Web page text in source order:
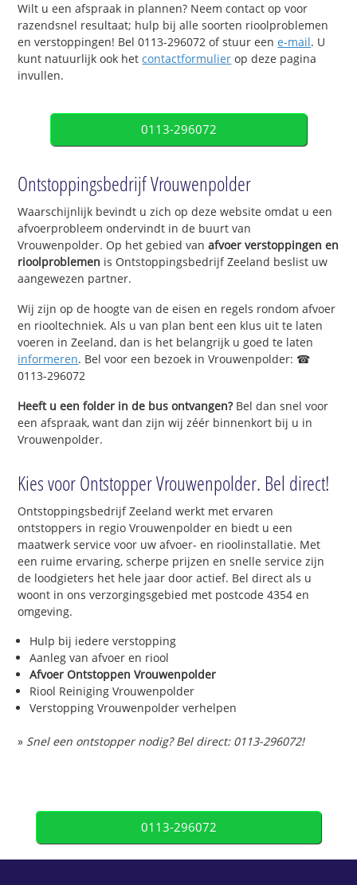
Wilt u een afspraak in plannen? Neem contact op voor
razendsnel resultaat; hulp bij alle soorten rioolproblemen
en verstoppingen! Bel 0113-296072 of stuur eene-mail. U
kunt natuurlijk ook hetcontactformulier op deze pagina
invullen.
0113-296072
Ontstoppingsbedrijf Vrouwenpolder
Waarschijnlijk bevindt u zich op deze website omdat u een
afvoerprobleem ondervindt in de buurt van
Vrouwenpolder. Op het gebied vanafvoer verstoppingen en
rioolproblemen is Ontstoppingsbedrijf Zeeland beslist uw
aangewezen partner.
Wij zijn op de hoogte van de eisen en regels rondom afvoer
en riooltechniek. Als u van plan bent een klus uit te laten
voeren in Zeeland, dan is het belangrijk u goed te laten
informeren. Bel voor een bezoek in Vrouwenpolder: ☎
0113-296072
Heeft u een folder in de bus ontvangen?Bel dan snel voor
een afspraak, want dan zijn wij zéér binnenkort bij u in
Vrouwenpolder.
Kies voor Ontstopper Vrouwenpolder. Bel direct!
Ontstoppingsbedrijf Zeeland werkt met ervaren
ontstoppers in regio Vrouwenpolder en biedt u een
maatwerk service voor uw afvoer- en rioolinstallatie. Met
een ruime ervaring, scherpe prijzen en snelle service zijn
de loodgieters het hele jaar door actief. Bel direct als u
woont in ons verzorgingsgebied met postcode 4354 en
omgeving.
Hulp bij iedere verstopping
Aanleg van afvoer en riool
Afvoer Ontstoppen Vrouwenpolder
Riool Reiniging Vrouwenpolder
Verstopping Vrouwenpolder verhelpen
» Snel een ontstopper nodig? Bel direct: 0113-296072!
0113-296072